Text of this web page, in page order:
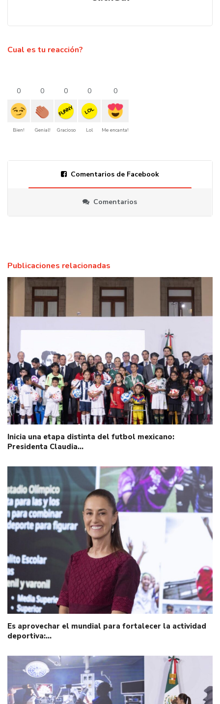
Cual es tu reacción?
0
Bien!
0
Genial!
0
FUNNY
Gracioso
0
LOL
Lol
0
Me encanta!
Comentarios de Facebook
Comentarios
Publicaciones relacionadas
Inicia una etapa distinta del futbol mexicano:
Presidenta Claudia…
Es aprovechar el mundial para fortalecer la actividad
deportiva:…